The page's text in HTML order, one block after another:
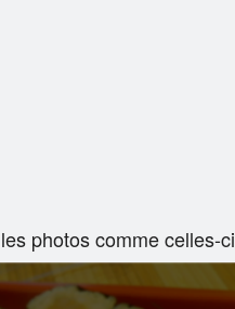
photos comme celles-ci